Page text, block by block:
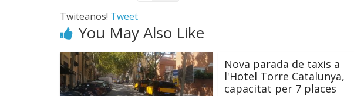
Twiteanos! Tweet
You May Also Like
Nova parada de taxis a
l'Hotel Torre Catalunya,
capacitat per 7 places